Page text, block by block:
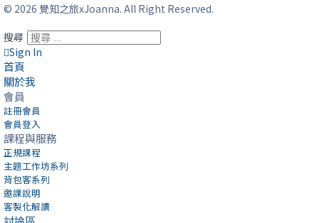
© 2026 覺知之旅xJoanna. All Right Reserved.
搜尋
Sign In
首頁
關於我
會員
註冊會員
會員登入
課程與服務
正規課程
主題工作坊系列
背包客系列
邀課說明
客製化解讀